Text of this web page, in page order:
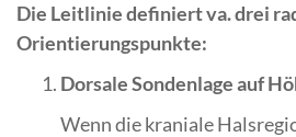
Die Leitlinie definiert va. drei
Orientierungspunkte:
Dorsale Sondenlage auf
Wenn die kraniale